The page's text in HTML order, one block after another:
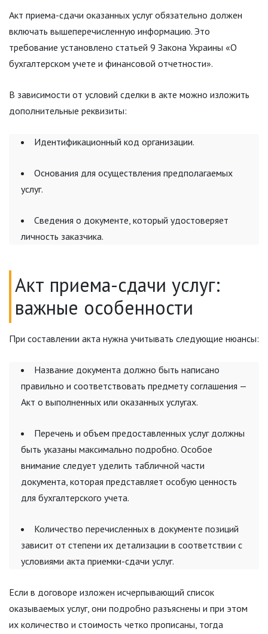
Акт приема-сдачи оказанных услуг обязательно должен
включать вышеперечисленную информацию. Это
требование установлено статьей 9 Закона Украины «О
бухгалтерском учете и финансовой отчетности».
В зависимости от условий сделки в акте можно изложить
дополнительные реквизиты:
Идентификационный код организации.
Основания для осуществления предполагаемых
услуг.
Сведения о документе, который удостоверяет
личность заказчика.
Акт приема-сдачи услуг:
важные особенности
При составлении акта нужна учитывать следующие нюансы:
Название документа должно быть написано
правильно и соответствовать предмету соглашения —
Акт о выполненных или оказанных услугах.
Перечень и объем предоставленных услуг должны
быть указаны максимально подробно. Особое
внимание следует уделить табличной части
документа, которая представляет особую ценность
для бухгалтерского учета.
Количество перечисленных в документе позиций
зависит от степени их детализации в соответствии с
условиями акта приемки-сдачи услуг.
Если в договоре изложен исчерпывающий список
оказываемых услуг, они подробно разъяснены и при этом
их количество и стоимость четко прописаны, тогда